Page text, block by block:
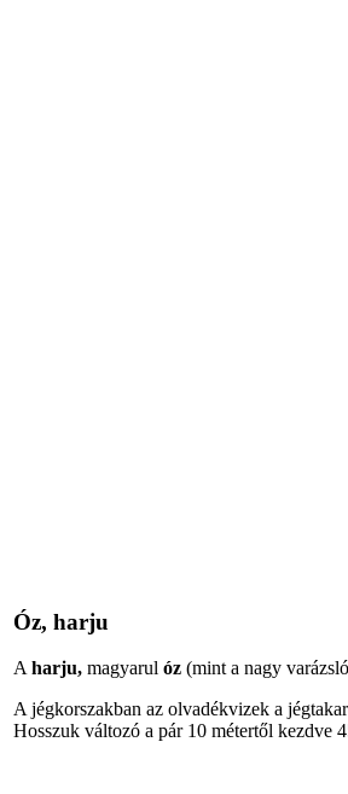
Óz, harju
A harju, magyarul óz (mint a nagy
A jégkorszakban az olvadékvizek a
Hosszuk változó a pár 10 métertől kezdve